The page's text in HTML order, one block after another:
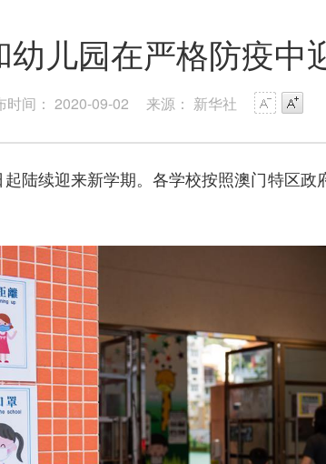
儿园在严格防疫中
时间： 2020-09-02 来源： 新华社
续迎来新学期。各学校按照澳门特区政